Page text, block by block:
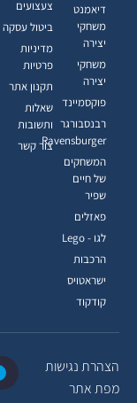
הצהרת נגישות
מפת אתר
דיאמנט
משחקי
יצירה
משחקי
יצירה
פוקסמיינד
רבנסבורגר
Ravensburger
המשחקים
של חיים
שפיר
פאזלים
לגו - Lego
הרכבות
ישראטויס
קודקוד
צעצועים
ביטול עסקה
מדיניות
פרטיות
תקנון אתר
שאלות
ותשובות
צור קשר